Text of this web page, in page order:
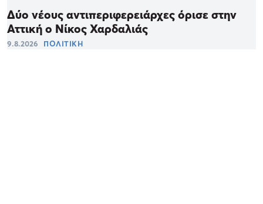
Δύο νέους αντιπεριφερειάρχες όρισε στην
Αττική ο Νίκος Χαρδαλιάς
9.8.2026 ΠΟΛΙΤΙΚΗ